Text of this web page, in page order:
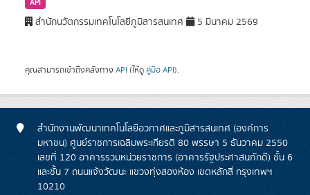
API
สำนักนวัตกรรมเทคโนโลยีภูมิสารสนเทศ 5 มีนาคม 2569
คุณสามารถเข้าถึงคลังทาง API (ให้ดู คู่มือ API).
สำนักงานพัฒนาเทคโนโลยีอวกาศและภูมิสารสนเทศ (องค์การ
มหาชน) ศูนย์ราชการเฉลิมพระเกียรติ 80 พรรษา 5 ธันวาคม 2550
เลขที่ 120 อาคารรวมหน่วยราชการ (อาคารรัฐประศาสนภักดี) ชั้น 6
และชั้น 7 ถนนแจ้งวัฒนะ แขวงทุ่งสองห้อง เขตหลักสี่ กรุงเทพฯ
10210